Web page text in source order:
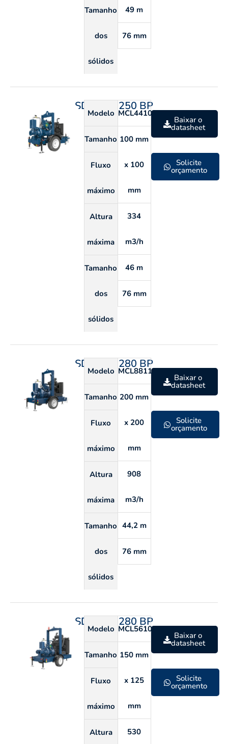
Tamanho
dos
sólidos
49 m
76 mm
SDP 100 250 BP
Modelo
Tamanho
Fluxo
máximo
Altura
máxima
Tamanho
dos
sólidos
MCL4410S
100 mm
x 100
mm
334
m3/h
46 m
76 mm
Baixar o
datasheet
Solicite
orçamento
SDP 200 280 BP
Modelo
Tamanho
Fluxo
máximo
Altura
máxima
Tamanho
dos
sólidos
MCL8811S
200 mm
x 200
mm
908
m3/h
44,2 m
76 mm
Baixar o
datasheet
Solicite
orçamento
SDP 125 280 BP
Modelo
Tamanho
Fluxo
máximo
Altura
MCL5610C
150 mm
x 125
mm
530
Baixar o
datasheet
Solicite
orçamento